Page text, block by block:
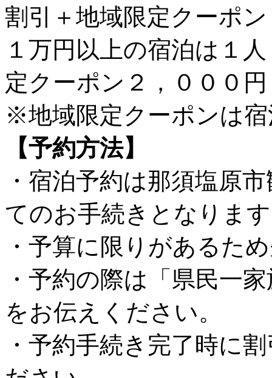
割引＋地域限定クーポ
１万円以上の宿泊は１
定クーポン２，０００円
※地域限定クーポンは
【予約方法】
・宿泊予約は那須塩原
てのお手続きとなりま
・予算に限りがあるた
・予約の際は「県民一
をお伝えください。
・予約手続き完了時に